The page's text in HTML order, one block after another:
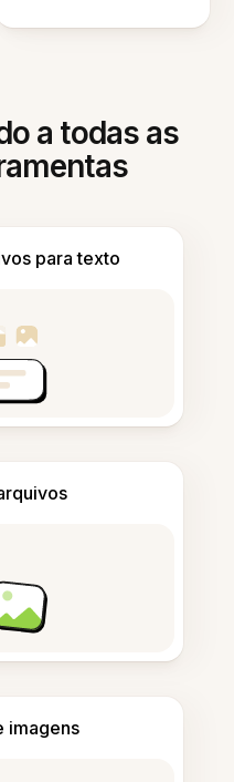
a todas as
para texto
imagens